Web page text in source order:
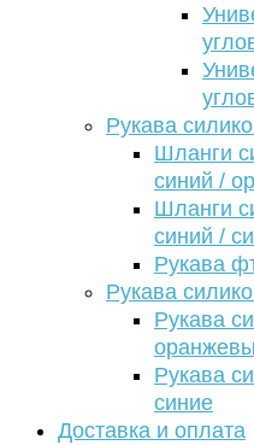
Рукава
Шланги
синий /
Шланги
синий /
Рукава
Рукава
Рукава
Рукава
синие
Доставка и оплата